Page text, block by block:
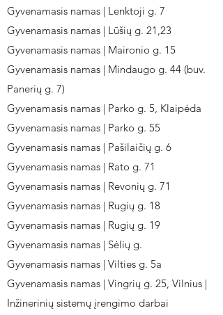
Gyvenamasis namas | Lenktoji g. 7
Gyvenamasis namas | Lūšių g. 21,23
Gyvenamasis namas | Maironio g. 15
Gyvenamasis namas | Mindaugo g. 44 (buv.
Panerių g. 7)
Gyvenamasis namas | Parko g. 5, Klaipėda
Gyvenamasis namas | Parko g. 55
Gyvenamasis namas | Pašilaičių g. 6
Gyvenamasis namas | Rato g. 71
Gyvenamasis namas | Revonių g. 71
Gyvenamasis namas | Rugių g. 18
Gyvenamasis namas | Rugių g. 19
Gyvenamasis namas | Sėlių g.
Gyvenamasis namas | Vilties g. 5a
Gyvenamasis namas | Vingrių g. 25, Vilnius |
Inžinerinių sistemų įrengimo darbai